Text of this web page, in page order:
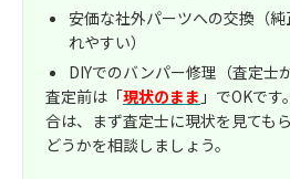
安価な社外パーツへの交換（
れやすい）
DIYでのバンパー修理（査定士
査定前は「現状のまま 」でOKで
合は、まず査定士に現状を見ても
どうかを相談しましょう。